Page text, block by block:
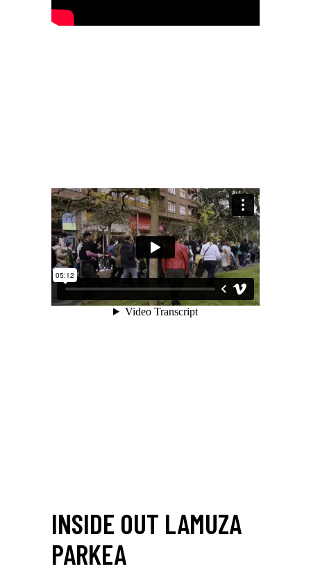
INSIDE OUT LAMUZA
PARKEA